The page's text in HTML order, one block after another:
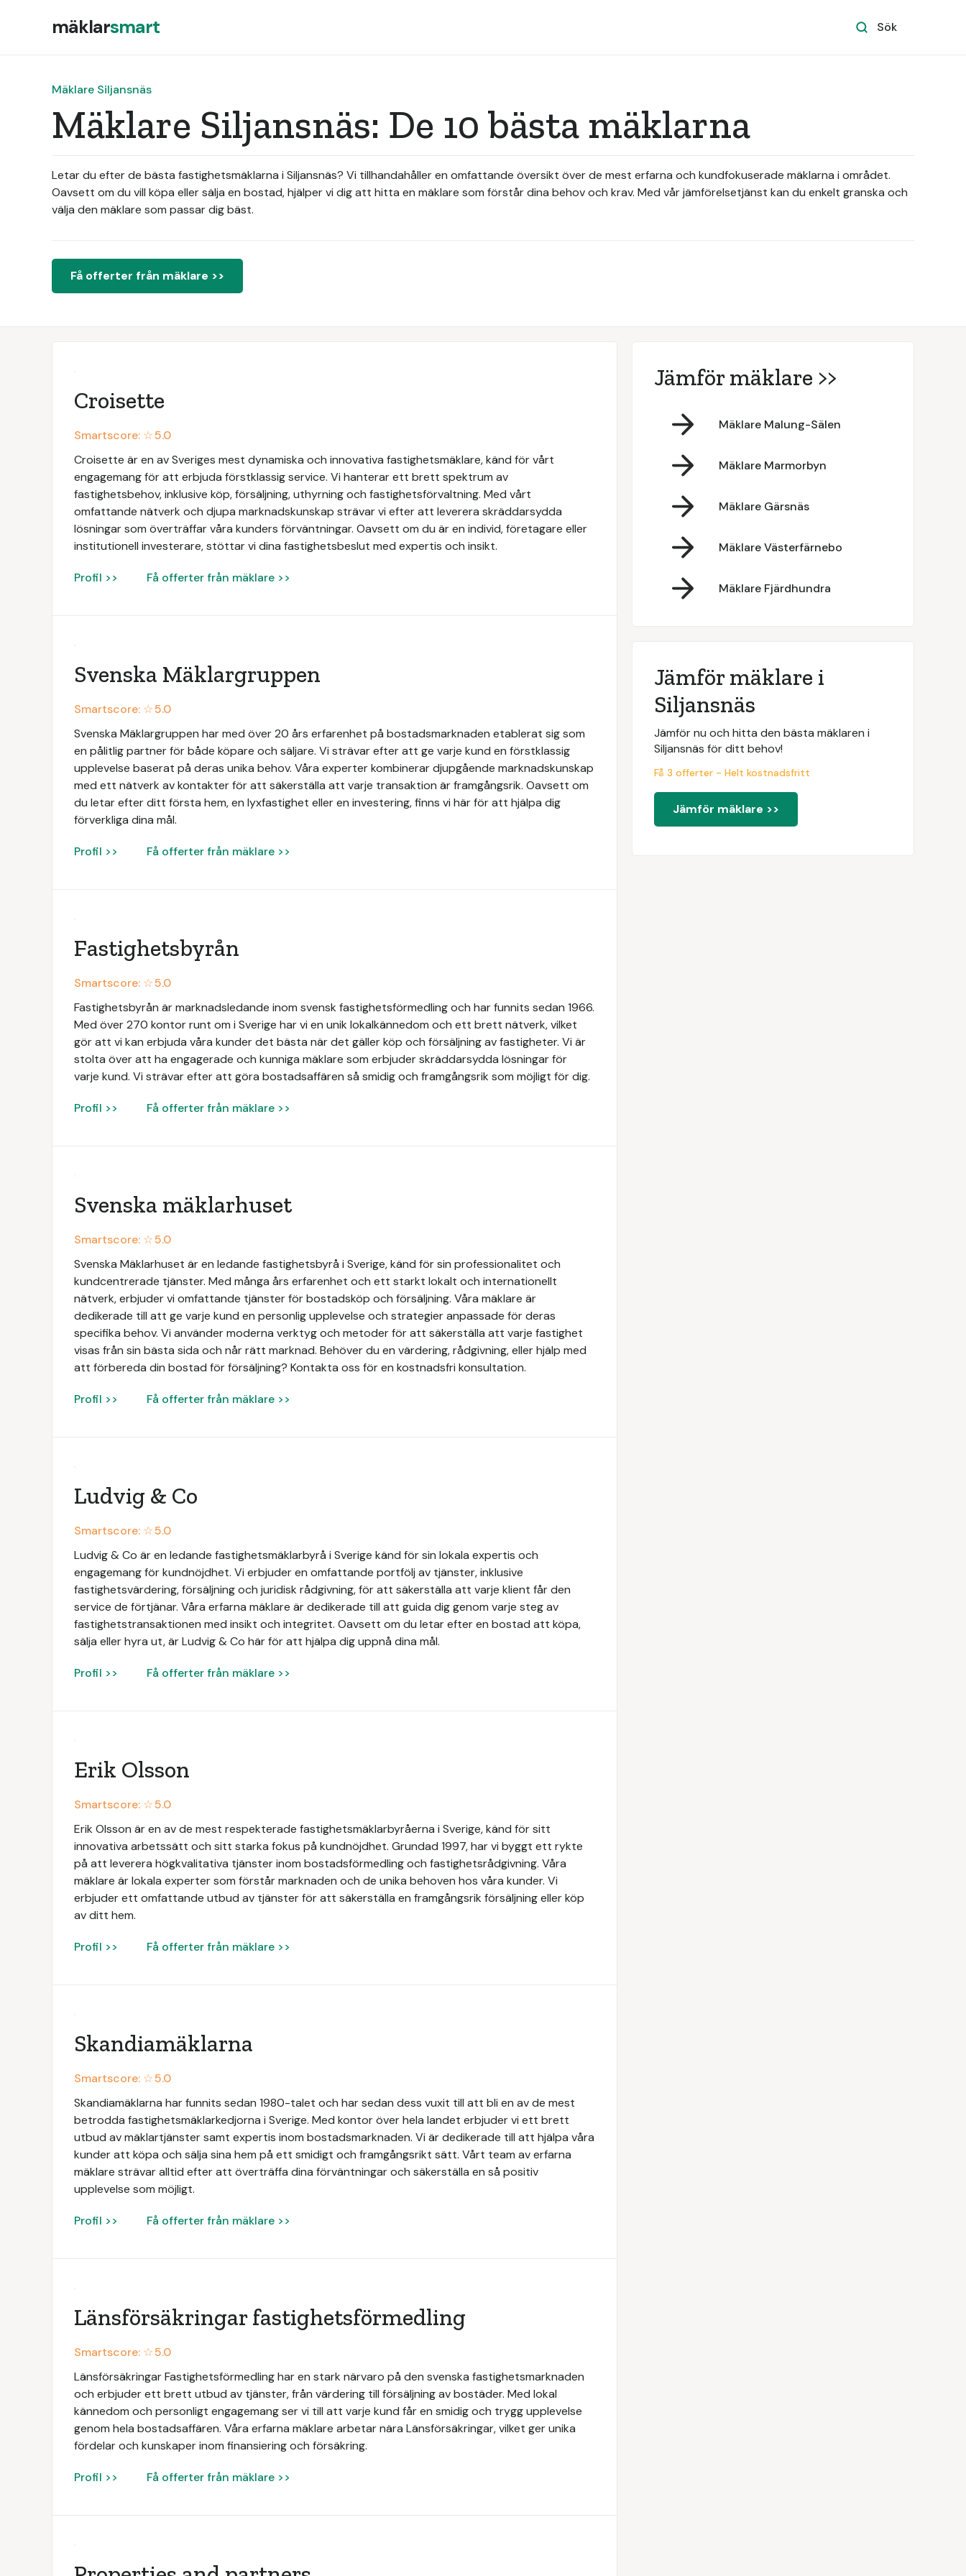
mäklarsmart Sök
Mäklare Siljansnäs
Mäklare Siljansnäs: De 10 bästa mäklarna
Letar du efter de bästa fastighetsmäklarna i Siljansnäs? Vi tillhandahåller en omfattande översikt över de mest erfarna och kundfokuserade mäklarna i området.
Oavsett om du vill köpa eller sälja en bostad, hjälper vi dig att hitta en mäklare som förstår dina behov och krav. Med vår jämförelsetjänst kan du enkelt granska och
välja den mäklare som passar dig bäst.
Få offerter från mäklare >>
Croisette
Smartscore: ☆5.0
Croisette är en av Sveriges mest dynamiska och innovativa fastighetsmäklare, känd för vårt
engagemang för att erbjuda förstklassig service. Vi hanterar ett brett spektrum av
fastighetsbehov, inklusive köp, försäljning, uthyrning och fastighetsförvaltning. Med vårt
omfattande nätverk och djupa marknadskunskap strävar vi efter att leverera skräddarsydda
lösningar som överträffar våra kunders förväntningar. Oavsett om du är en individ, företagare eller
institutionell investerare, stöttar vi dina fastighetsbeslut med expertis och insikt.
Profil >> Få offerter från mäklare >>
Svenska Mäklargruppen
Smartscore: ☆5.0
Svenska Mäklargruppen har med över 20 års erfarenhet på bostadsmarknaden etablerat sig som
en pålitlig partner för både köpare och säljare. Vi strävar efter att ge varje kund en förstklassig
upplevelse baserat på deras unika behov. Våra experter kombinerar djupgående marknadskunskap
med ett nätverk av kontakter för att säkerställa att varje transaktion är framgångsrik. Oavsett om
du letar efter ditt första hem, en lyxfastighet eller en investering, finns vi här för att hjälpa dig
förverkliga dina mål.
Profil >> Få offerter från mäklare >>
Fastighetsbyrån
Smartscore: ☆5.0
Fastighetsbyrån är marknadsledande inom svensk fastighetsförmedling och har funnits sedan 1966.
Med över 270 kontor runt om i Sverige har vi en unik lokalkännedom och ett brett nätverk, vilket
gör att vi kan erbjuda våra kunder det bästa när det gäller köp och försäljning av fastigheter. Vi är
stolta över att ha engagerade och kunniga mäklare som erbjuder skräddarsydda lösningar för
varje kund. Vi strävar efter att göra bostadsaffären så smidig och framgångsrik som möjligt för dig.
Profil >> Få offerter från mäklare >>
Svenska mäklarhuset
Smartscore: ☆5.0
Svenska Mäklarhuset är en ledande fastighetsbyrå i Sverige, känd för sin professionalitet och
kundcentrerade tjänster. Med många års erfarenhet och ett starkt lokalt och internationellt
nätverk, erbjuder vi omfattande tjänster för bostadsköp och försäljning. Våra mäklare är
dedikerade till att ge varje kund en personlig upplevelse och strategier anpassade för deras
specifika behov. Vi använder moderna verktyg och metoder för att säkerställa att varje fastighet
visas från sin bästa sida och når rätt marknad. Behöver du en värdering, rådgivning, eller hjälp med
att förbereda din bostad för försäljning? Kontakta oss för en kostnadsfri konsultation.
Profil >> Få offerter från mäklare >>
Ludvig & Co
Smartscore: ☆5.0
Ludvig & Co är en ledande fastighetsmäklarbyrå i Sverige känd för sin lokala expertis och
engagemang för kundnöjdhet. Vi erbjuder en omfattande portfölj av tjänster, inklusive
fastighetsvärdering, försäljning och juridisk rådgivning, för att säkerställa att varje klient får den
service de förtjänar. Våra erfarna mäklare är dedikerade till att guida dig genom varje steg av
fastighetstransaktionen med insikt och integritet. Oavsett om du letar efter en bostad att köpa,
sälja eller hyra ut, är Ludvig & Co här för att hjälpa dig uppnå dina mål.
Profil >> Få offerter från mäklare >>
Erik Olsson
Smartscore: ☆5.0
Erik Olsson är en av de mest respekterade fastighetsmäklarbyråerna i Sverige, känd för sitt
innovativa arbetssätt och sitt starka fokus på kundnöjdhet. Grundad 1997, har vi byggt ett rykte
på att leverera högkvalitativa tjänster inom bostadsförmedling och fastighetsrådgivning. Våra
mäklare är lokala experter som förstår marknaden och de unika behoven hos våra kunder. Vi
erbjuder ett omfattande utbud av tjänster för att säkerställa en framgångsrik försäljning eller köp
av ditt hem.
Profil >> Få offerter från mäklare >>
Skandiamäklarna
Smartscore: ☆5.0
Skandiamäklarna har funnits sedan 1980-talet och har sedan dess vuxit till att bli en av de mest
betrodda fastighetsmäklarkedjorna i Sverige. Med kontor över hela landet erbjuder vi ett brett
utbud av mäklartjänster samt expertis inom bostadsmarknaden. Vi är dedikerade till att hjälpa våra
kunder att köpa och sälja sina hem på ett smidigt och framgångsrikt sätt. Vårt team av erfarna
mäklare strävar alltid efter att överträffa dina förväntningar och säkerställa en så positiv
upplevelse som möjligt.
Profil >> Få offerter från mäklare >>
Länsförsäkringar fastighetsförmedling
Smartscore: ☆5.0
Länsförsäkringar Fastighetsförmedling har en stark närvaro på den svenska fastighetsmarknaden
och erbjuder ett brett utbud av tjänster, från värdering till försäljning av bostäder. Med lokal
kännedom och personligt engagemang ser vi till att varje kund får en smidig och trygg upplevelse
genom hela bostadsaffären. Våra erfarna mäklare arbetar nära Länsförsäkringar, vilket ger unika
fördelar och kunskaper inom finansiering och försäkring.
Profil >> Få offerter från mäklare >>
Jämför mäklare >>
Mäklare Malung-Sälen
Mäklare Marmorbyn
Mäklare Gärsnäs
Mäklare Västerfärnebo
Mäklare Fjärdhundra
Jämför mäklare i
Siljansnäs
Jämför nu och hitta den bästa mäklaren i
Siljansnäs för ditt behov!
Få 3 offerter - Helt kostnadsfritt
Jämför mäklare >>